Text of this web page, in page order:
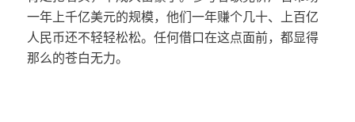
一年上千亿美元的规模，他们一年赚个几十、上百亿
人民币还不轻轻松松。任何借口在这点面前，都显得
那么的苍白无力。